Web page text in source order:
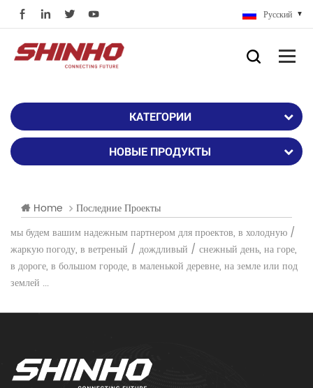
Русский
КАТЕГОРИИ
НОВЫЕ ПРОДУКТЫ
Home
Последние Проекты
мы будем вашим надежным партнером для проектов, в холодную /
жаркую погоду, в ветреный / дождливый / снежный день, на горе,
в дороге, в большом городе, в маленькой деревне, на земле или под
землей ...